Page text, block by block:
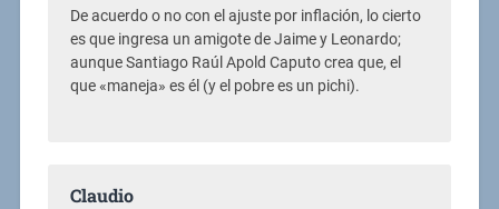
De acuerdo o no con el ajuste por inflación, lo cierto
es que ingresa un amigote de Jaime y Leonardo;
aunque Santiago Raúl Apold Caputo crea que, el
que «maneja» es él (y el pobre es un pichi).
Claudio